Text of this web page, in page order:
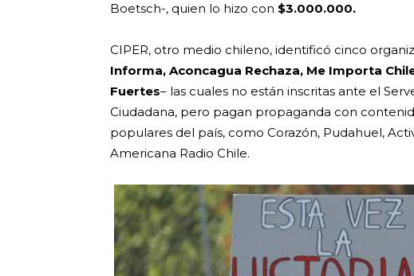
Boetsch-, quien lo hizo con $3.000.000.
CIPER, otro medio chileno, identificó cinco
Informa, Aconcagua Rechaza, Me Importa
Fuertes– las cuales no están inscritas ante el
Ciudadana, pero pagan propaganda con
populares del país, como Corazón, Pudahuel,
Americana Radio Chile.